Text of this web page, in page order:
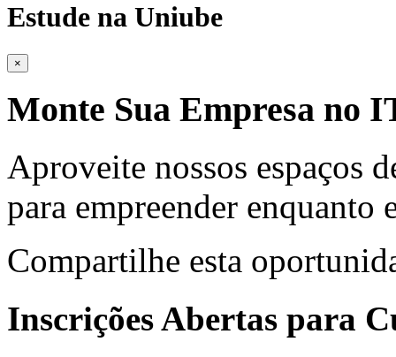
Estude na Uniube
×
Monte Sua Empresa no
Aproveite nossos espaços
para empreender enquanto
Compartilhe esta
Inscrições Abertas para